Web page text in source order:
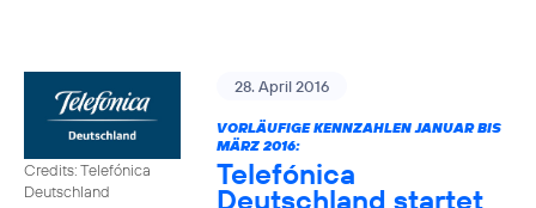
Credits: Telefónica
Deutschland
28. April 2016
VORLÄUFIGE KENNZAHLEN JANUAR BIS
MÄRZ 2016:
Telefónica
Deutschland startet